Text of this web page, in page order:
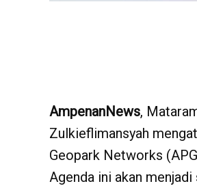
AmpenanNews,
Zulkieflimansyah
Geopark Networks
Agenda ini akan